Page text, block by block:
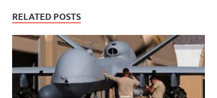
RELATED POSTS